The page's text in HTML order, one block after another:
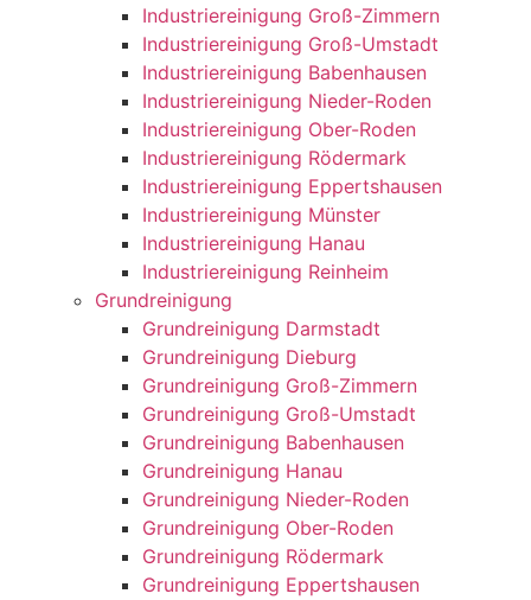
Industriereinigung Groß-Zimmern
Industriereinigung Groß-Umstadt
Industriereinigung Babenhausen
Industriereinigung Nieder-Roden
Industriereinigung Ober-Roden
Industriereinigung Rödermark
Industriereinigung Eppertshausen
Industriereinigung Münster
Industriereinigung Hanau
Industriereinigung Reinheim
Grundreinigung
Grundreinigung Darmstadt
Grundreinigung Dieburg
Grundreinigung Groß-Zimmern
Grundreinigung Groß-Umstadt
Grundreinigung Babenhausen
Grundreinigung Hanau
Grundreinigung Nieder-Roden
Grundreinigung Ober-Roden
Grundreinigung Rödermark
Grundreinigung Eppertshausen